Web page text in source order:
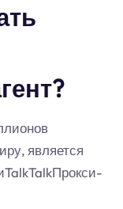
является